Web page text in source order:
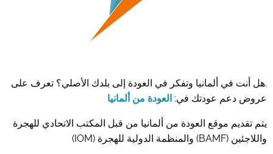
.هل أنت في ألمانيا وتفكر في العودة إلى بلدك الأصلي؟ تعرف على
عروض دعم عودتك في: العودة من ألمانيا
يتم تقديم موقع العودة من ألمانيا من قبل المكتب الاتحادي للهجرة
واللاجئين (BAMF) والمنظمة الدولية للهجرة (IOM)